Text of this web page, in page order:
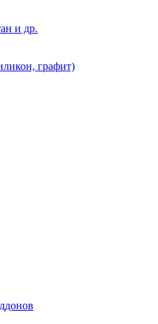
и др.
графит)